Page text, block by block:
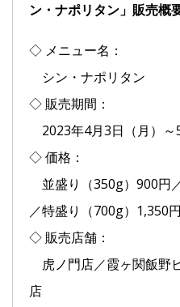
ン・ナポリタン」販売概
◇ メニュー名：
シン・ナポリタン
◇ 販売期間：
2023年4月3日（月）～
◇ 価格：
並盛り（350g）900円
／特盛り（700g）1,350円
◇ 販売店舗：
虎ノ門店／霞ヶ関飯野
店